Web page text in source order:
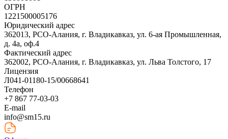
ОГРН
1221500005176
Юридический адрес
362013, РСО-Алания, г. Владикавказ, ул. 6-ая Промышленная,
д. 4а, оф.4
Фактический адрес
362002, РСО-Алания, г. Владикавказ, ул. Льва Толстого, 17
Лицензия
Л041-01180-15/00668641
Телефон
+7 867 77-03-03
E-mail
info@sm15.ru